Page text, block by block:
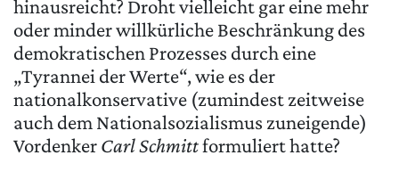
hinausreicht? Droht vielleicht gar eine mehr
oder minder willkürliche Beschränkung des
demokratischen Prozesses durch eine
„Tyrannei der Werte“, wie es der
nationalkonservative (zumindest zeitweise
auch dem Nationalsozialismus zuneigende)
VordenkerCarl Schmittformuliert hatte?